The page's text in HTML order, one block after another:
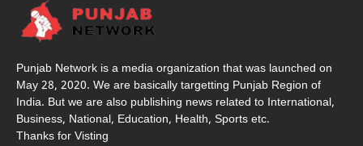
Punjab Network is a media organization that was launched on
May 28, 2020. We are basically targetting Punjab Region of
India. But we are also publishing news related to International,
Business, National, Education, Health, Sports etc.
Thanks for Visting